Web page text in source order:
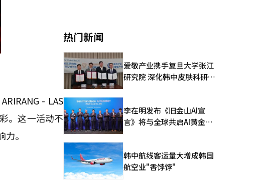
- LAS
。这一活动不
。
热门新闻
爱敬产业携手复旦大学张江
研究院 深化韩中皮肤科研合
李在明发布《旧金山AI宣
言》将与全球共启AI黄金时
韩中航线客运量大增成韩国
航空业"香饽饽"